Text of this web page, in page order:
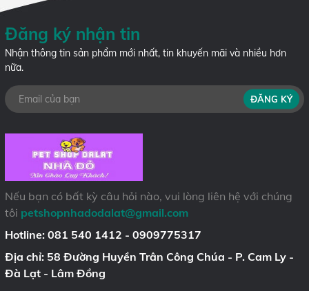
Đăng ký nhận tin
Nhận thông tin sản phẩm mới nhất, tin khuyến mãi và nhiều hơn
nữa.
ĐĂNG KÝ
Nếu bạn có bất kỳ câu hỏi nào, vui lòng liên hệ với chúng
tôi petshopnhadodalat@gmail.com
Hotline: 081 540 1412 - 0909775317
Địa chỉ: 58 Đường Huyền Trân Công Chúa - P. Cam Ly -
Đà Lạt - Lâm Đồng